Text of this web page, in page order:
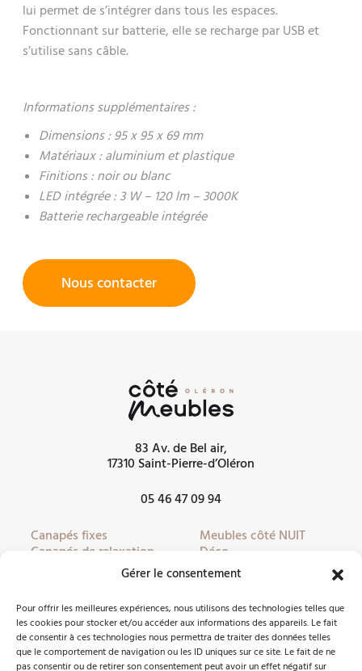
Gérer le consentement
Pour offrir les meilleures expériences, nous utilisons des technologies telles que
les cookies pour stocker et/ou accéder aux informations des appareils. Le fait
de consentir à ces technologies nous permettra de traiter des données telles
que le comportement de navigation ou les ID uniques sur ce site. Le fait de ne
pas consentir ou de retirer son consentement peut avoir un effet négatif sur
lui permet de s’intégrer dans tous les espaces.
Fonctionnant sur batterie, elle se recharge par USB et
s’utilise sans câble.
Informations supplémentaires :
Dimensions : 95 x 95 x 69 mm
Matériaux : aluminium et plastique
Finitions : noir ou blanc
LED intégrée : 3 W – 120 lm – 3000K
Batterie rechargeable intégrée
Nous contacter
83 Av. de Bel air,
17310 Saint-Pierre-d’Oléron
05 46 47 09 94
Canapés fixes
Canapés de relaxation
Canapés convertibles
Meubles côté JOUR
Meubles côté NUIT
Déco
Literie
Partenaires